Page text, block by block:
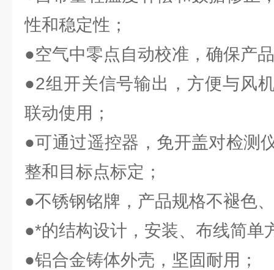
性和稳定性；
●空气中零点自动校准，确保产
●2组开关信号输出，方便与风
联动使用；
●可通过遥控器，免开盖对检测
整和目标点标定；
●不锈钢铭牌，产品规格不褪色
●*的结构设计，安装、布线简单
●铝合金铸体外壳，坚固耐用；